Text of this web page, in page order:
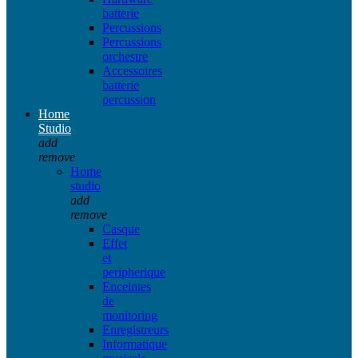
batterie
Percussions
Percussions
orchestre
Accessoires
batterie
percussion
Home
Studio
add
remove
Home
studio
add
remove
Casque
Effet
et
peripherique
Enceintes
de
monitoring
Enregistreurs
Informatique